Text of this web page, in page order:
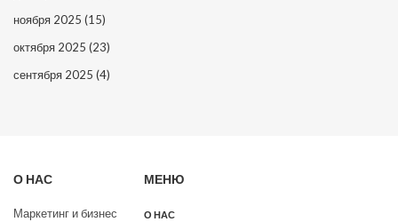
ноября 2025 (15)
октября 2025 (23)
сентября 2025 (4)
О НАС
Маркетинг и бизнес
МЕНЮ
О НАС